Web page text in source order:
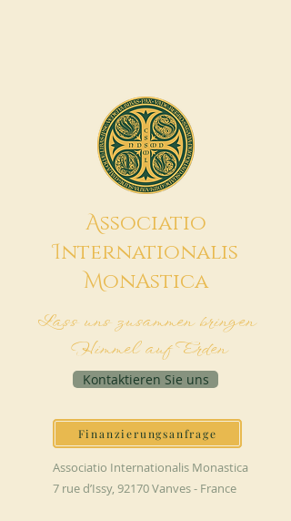
Associatio
Internationalis
MonAstica
Lass uns zusammen bringen
Himmel auf Erden
Kontaktieren Sie uns
Finanzierungsanfrage
Associatio Internationalis Monastica
7 rue d’Issy, 92170 Vanves - France